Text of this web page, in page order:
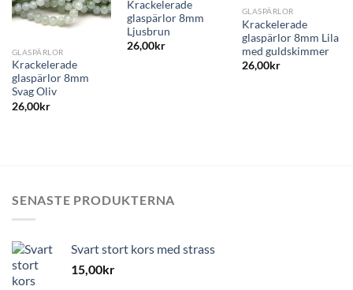
GLASPÄRLOR
Krackelerade
glaspärlor 8mm
Svag Oliv
26,00kr
Krackelerade
glaspärlor 8mm
Ljusbrun
26,00kr
GLASPÄRLOR
Krackelerade
glaspärlor 8mm Lila
med guldskimmer
26,00kr
SENASTE PRODUKTERNA
Svart stort kors med strass
15,00kr